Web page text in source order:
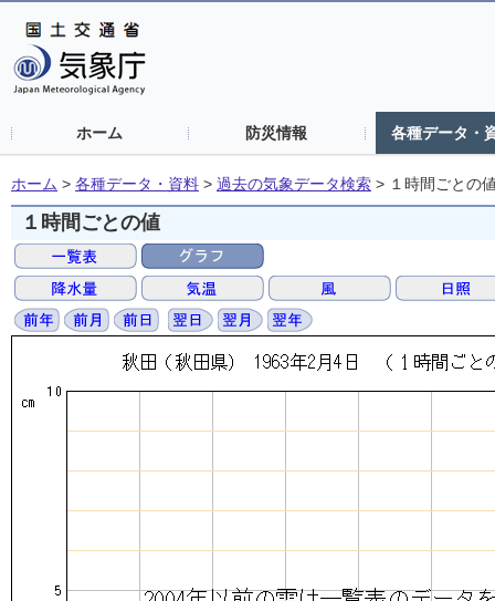
ホーム 防災情報 各種データ・
ホーム > 各種データ・資料 > 過去の気象データ検索 > １時間ごとの
１時間ごとの値